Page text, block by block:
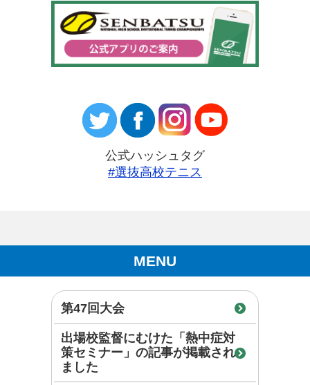
公式ハッシュタグ
#選抜高校テニス
MENU
第47回大会
出場校監督にむけた「熱中症対
策セミナー」の記事が掲載され
ました